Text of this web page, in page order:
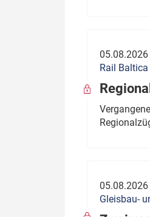
05.08.2026
Rail Baltica
05.08.2026
Gleisbau-